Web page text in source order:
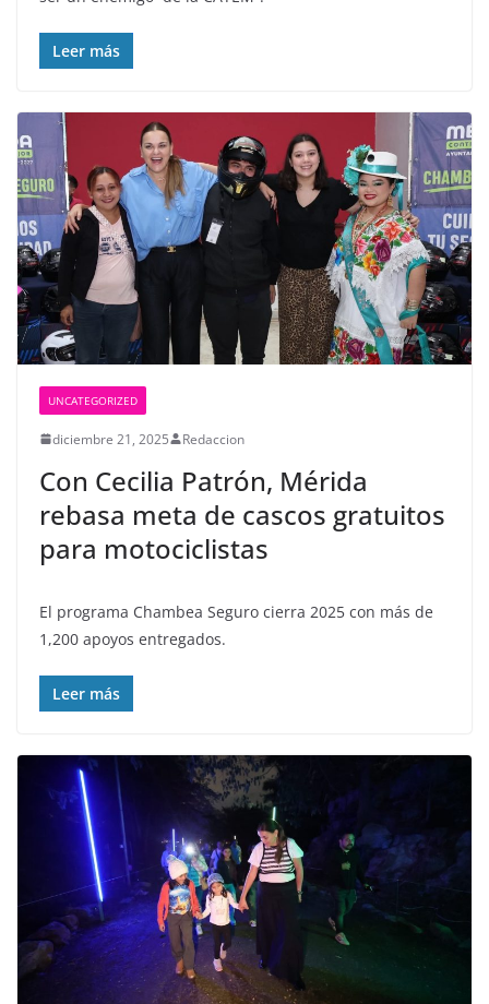
Leer más
UNCATEGORIZED
diciembre 21, 2025 Redaccion
Con Cecilia Patrón, Mérida
rebasa meta de cascos gratuitos
para motociclistas
El programa Chambea Seguro cierra 2025 con más de
1,200 apoyos entregados.
Leer más